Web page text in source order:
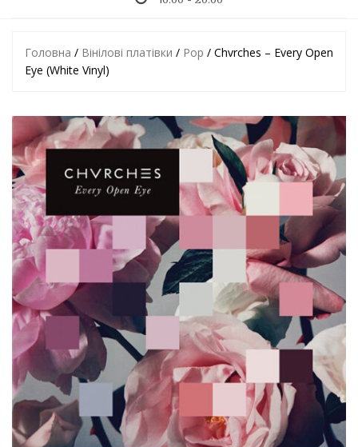
Головна / Вінілові платівки / Pop / Chvrches – Every Open
Eye (White Vinyl)